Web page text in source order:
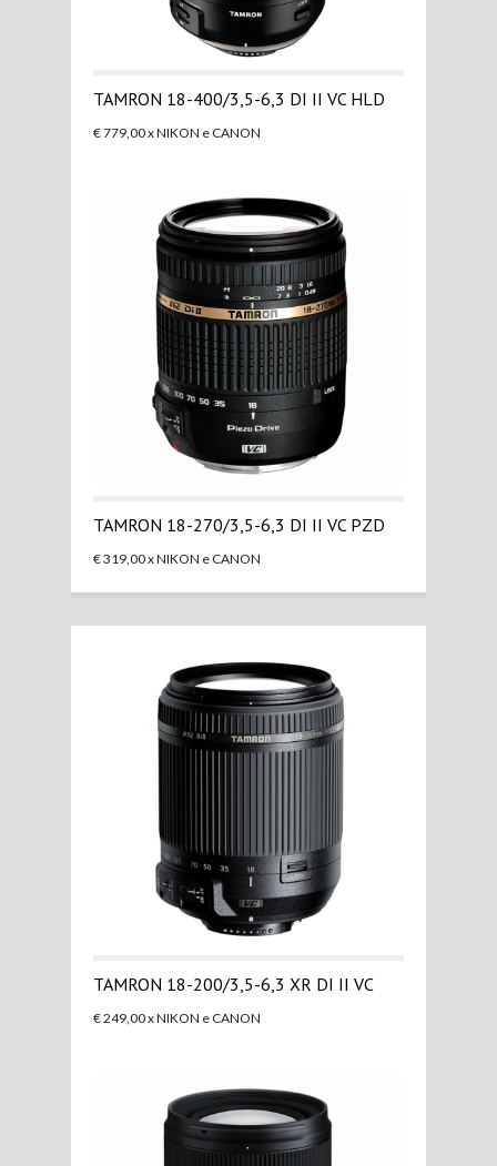
TAMRON 18-400/3,5-6,3 DI II VC HLD
€ 779,00 x NIKON e CANON
TAMRON 18-270/3,5-6,3 DI II VC PZD
€ 319,00 x NIKON e CANON
TAMRON 18-200/3,5-6,3 XR DI II VC
€ 249,00 x NIKON e CANON